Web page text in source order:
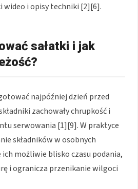
i opisy techniki [2][6].
sałatki i jak
najpóźniej dzień przed
zachowały chrupkość i
serwowania [1][9]. W praktyce
składników w osobnych
ich możliwie blisko czasu podania,
i ogranicza przenikanie wilgoci